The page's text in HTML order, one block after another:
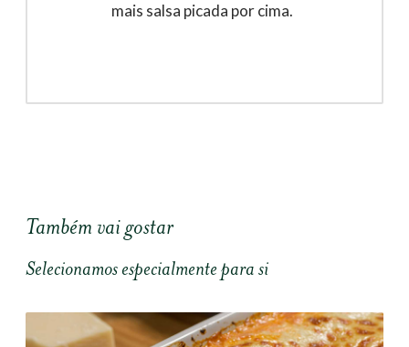
mais salsa picada por cima.
Também vai gostar
Selecionamos especialmente para si